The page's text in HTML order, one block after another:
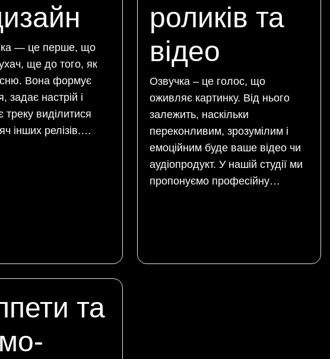
— це перше, що
ще до того, як
Вона формує
задає настрій і
треку виділитися
інших релізів.…
роликів та
відео
Озвучка – це голос, що
оживляє картинку. Від нього
залежить, наскільки
переконливим, зрозумілим і
емоційним буде ваше відео чи
аудіопродукт. У нашій студії ми
пропонуємо професійну…
та